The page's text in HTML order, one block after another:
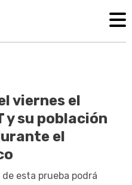
viernes el
y su población
el
esta prueba podrá